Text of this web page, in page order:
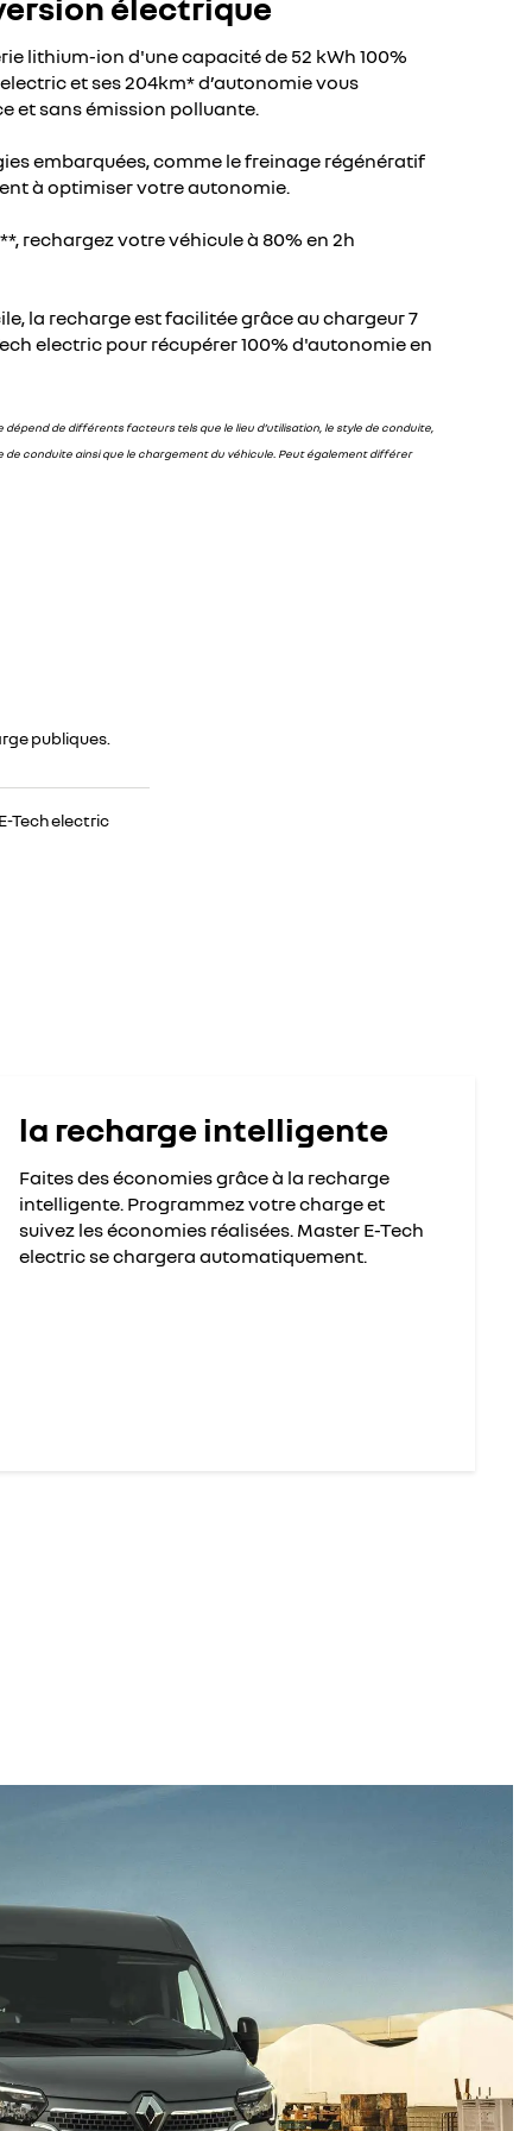
lithium-ion d'une capacité de 52 kWh 100%
et ses 204km* d’autonomie vous
et sans émission polluante.
embarquées, comme le freinage régénératif
à optimiser votre autonomie.
rechargez votre véhicule à 80% en 2h
la recharge est facilitée grâce au chargeur 7
electric pour récupérer 100% d'autonomie en
dépend de différents facteurs tels que le lieu d’utilisation, le style de conduite,
de conduite ainsi que le chargement du véhicule. Peut également différer
publiques.
Tech electric
la recharge intelligente
Faites des économies grâce à la recharge
intelligente. Programmez votre charge et
suivez les économies réalisées. Master E-Tech
electric se chargera automatiquement.